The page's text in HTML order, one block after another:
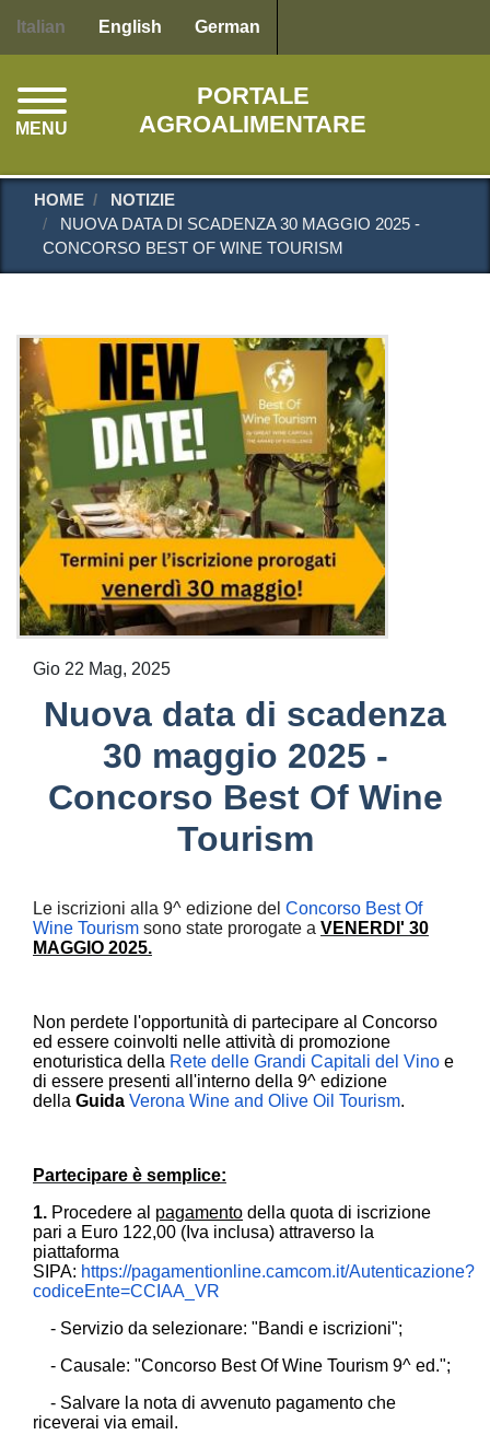
principale
Italian English German
PORTALE
AGROALIMENTARE
MENU
HOME
NOTIZIE
NUOVA DATA DI SCADENZA 30 MAGGIO 2025 -
CONCORSO BEST OF WINE TOURISM
Gio 22 Mag, 2025
Nuova data di scadenza
30 maggio 2025 -
Concorso Best Of Wine
Tourism
Le iscrizioni alla 9^ edizione del Concorso Best Of
Wine Tourism sono state prorogate a VENERDI' 30
MAGGIO 2025.
Non perdete l'opportunità di partecipare al Concorso
ed essere coinvolti nelle attività di promozione
enoturistica della Rete delle Grandi Capitali del Vino e
di essere presenti all'interno della 9^ edizione
della Guida Verona Wine and Olive Oil Tourism.
Partecipare è semplice:
1. Procedere al pagamento della quota di iscrizione
pari a Euro 122,00 (Iva inclusa) attraverso la
piattaforma
SIPA: https://pagamentionline.camcom.it/Autenticazione?
codiceEnte=CCIAA_VR
- Servizio da selezionare: "Bandi e iscrizioni";
- Causale: "Concorso Best Of Wine Tourism 9^ ed.";
- Salvare la nota di avvenuto pagamento che
riceverai via email.